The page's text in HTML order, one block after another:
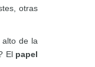
otras
de la
El papel